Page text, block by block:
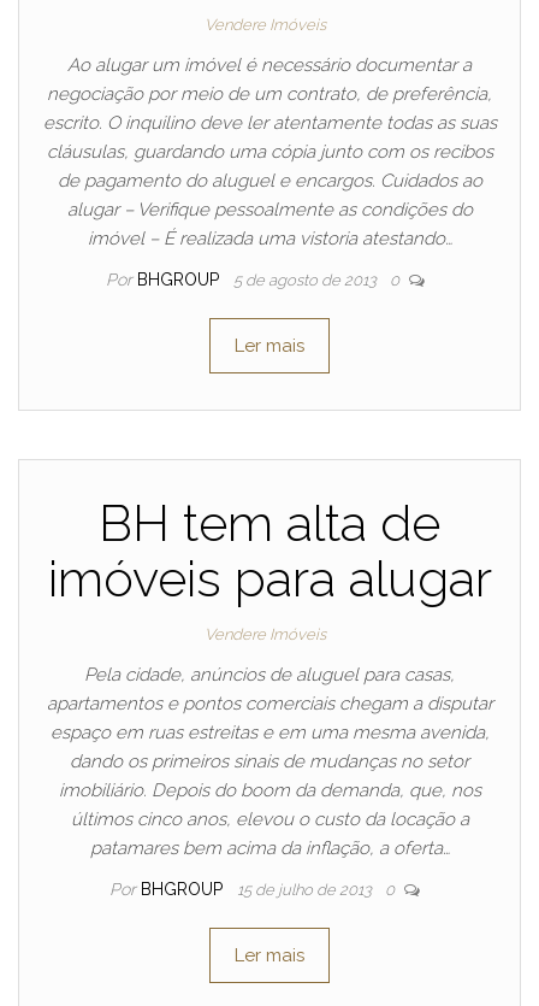
Vendere Imóveis
Ao alugar um imóvel é necessário documentar a
negociação por meio de um contrato, de preferência,
escrito. O inquilino deve ler atentamente todas as suas
cláusulas, guardando uma cópia junto com os recibos
de pagamento do aluguel e encargos. Cuidados ao
alugar – Verifique pessoalmente as condições do
imóvel – É realizada uma vistoria atestando…
Por BHGROUP 5 de agosto de 2013 0
Ler mais
BH tem alta de
imóveis para alugar
Vendere Imóveis
Pela cidade, anúncios de aluguel para casas,
apartamentos e pontos comerciais chegam a disputar
espaço em ruas estreitas e em uma mesma avenida,
dando os primeiros sinais de mudanças no setor
imobiliário. Depois do boom da demanda, que, nos
últimos cinco anos, elevou o custo da locação a
patamares bem acima da inflação, a oferta…
Por BHGROUP 15 de julho de 2013 0
Ler mais